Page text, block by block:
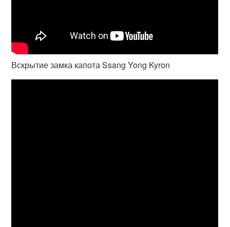
Вскрытие замка капота Ssang Yong Kyron